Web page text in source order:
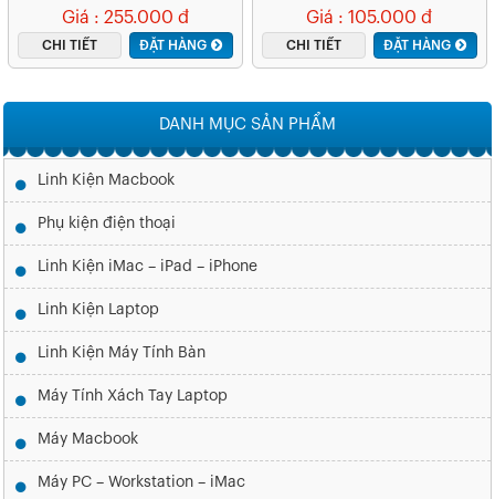
Giá : 255.000 đ
CHI TIẾT ĐẶT HÀNG
Giá : 105.000 đ
CHI TIẾT ĐẶT HÀNG
DANH MỤC SẢN PHẨM
Linh Kiện Macbook
Phụ kiện điện thoại
Linh Kiện iMac – iPad – iPhone
Linh Kiện Laptop
Linh Kiện Máy Tính Bàn
Máy Tính Xách Tay Laptop
Máy Macbook
Máy PC – Workstation – iMac